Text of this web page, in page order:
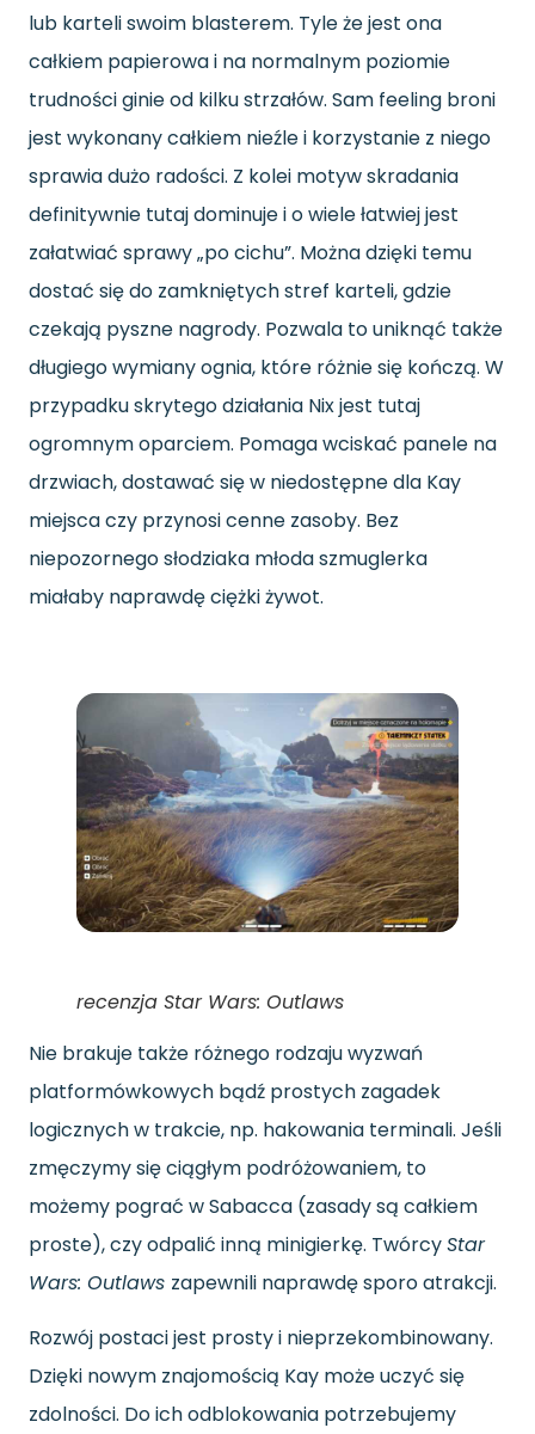
lub karteli swoim blasterem. Tyle że jest ona
całkiem papierowa i na normalnym poziomie
trudności ginie od kilku strzałów. Sam feeling broni
jest wykonany całkiem nieźle i korzystanie z niego
sprawia dużo radości. Z kolei motyw skradania
definitywnie tutaj dominuje i o wiele łatwiej jest
załatwiać sprawy „po cichu”. Można dzięki temu
dostać się do zamkniętych stref karteli, gdzie
czekają pyszne nagrody. Pozwala to uniknąć także
długiego wymiany ognia, które różnie się kończą. W
przypadku skrytego działania Nix jest tutaj
ogromnym oparciem. Pomaga wciskać panele na
drzwiach, dostawać się w niedostępne dla Kay
miejsca czy przynosi cenne zasoby. Bez
niepozornego słodziaka młoda szmuglerka
miałaby naprawdę ciężki żywot.
recenzja Star Wars: Outlaws
Nie brakuje także różnego rodzaju wyzwań
platformówkowych bądź prostych zagadek
logicznych w trakcie, np. hakowania terminali. Jeśli
zmęczymy się ciągłym podróżowaniem, to
możemy pograć w Sabacca (zasady są całkiem
proste), czy odpalić inną minigierkę. TwórcyStar
Wars: Outlaws zapewnili naprawdę sporo atrakcji.
Rozwój postaci jest prosty i nieprzekombinowany.
Dzięki nowym znajomością Kay może uczyć się
zdolności. Do ich odblokowania potrzebujemy